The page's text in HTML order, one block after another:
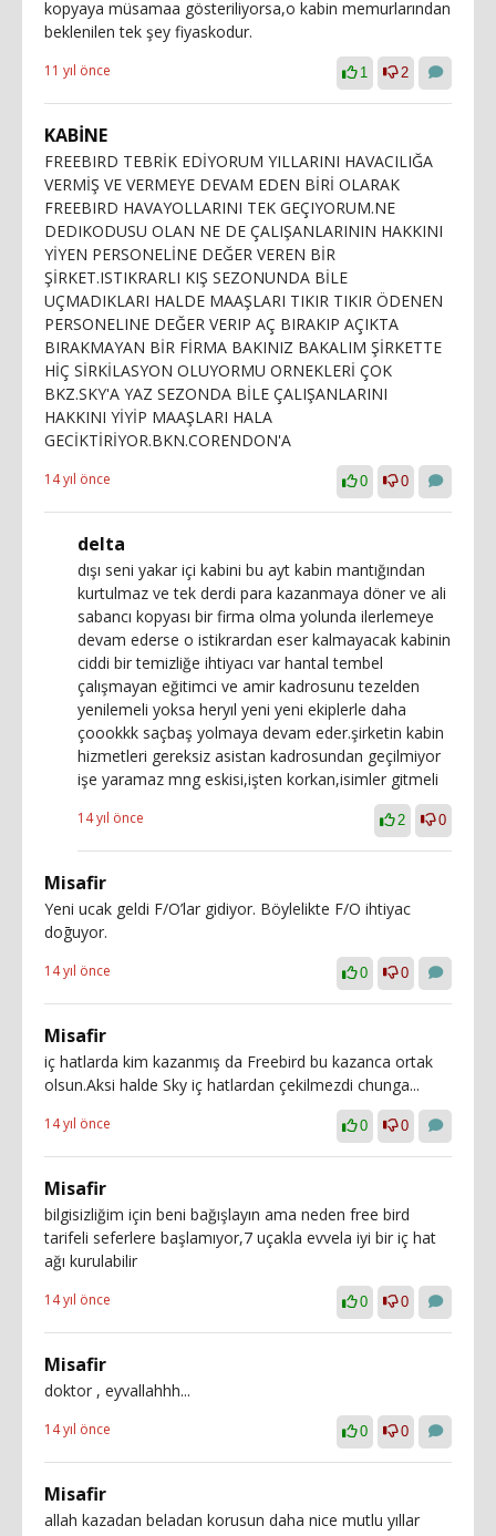
kopyaya müsamaa gösteriliyorsa,o kabin memurlarından
beklenilen tek şey fiyaskodur.
11 yıl önce 1 2
KABİNE
FREEBIRD TEBRİK EDİYORUM YILLARINI HAVACILIĞA
VERMİŞ VE VERMEYE DEVAM EDEN BİRİ OLARAK
FREEBIRD HAVAYOLLARINI TEK GEÇIYORUM.NE
DEDIKODUSU OLAN NE DE ÇALIŞANLARININ HAKKINI
YİYEN PERSONELİNE DEĞER VEREN BİR
ŞİRKET.ISTIKRARLI KIŞ SEZONUNDA BİLE
UÇMADIKLARI HALDE MAAŞLARI TIKIR TIKIR ÖDENEN
PERSONELINE DEĞER VERIP AÇ BIRAKIP AÇIKTA
BIRAKMAYAN BİR FİRMA BAKINIZ BAKALIM ŞİRKETTE
HİÇ SİRKİLASYON OLUYORMU ORNEKLERİ ÇOK
BKZ.SKY'A YAZ SEZONDA BİLE ÇALIŞANLARINI
HAKKINI YİYİP MAAŞLARI HALA
GECİKTİRİYOR.BKN.CORENDON'A
14 yıl önce 0 0
delta
dışı seni yakar içi kabini bu ayt kabin mantığından
kurtulmaz ve tek derdi para kazanmaya döner ve ali
sabancı kopyası bir firma olma yolunda ilerlemeye
devam ederse o istikrardan eser kalmayacak kabinin
ciddi bir temizliğe ihtiyacı var hantal tembel
çalışmayan eğitimci ve amir kadrosunu tezelden
yenilemeli yoksa heryıl yeni yeni ekiplerle daha
çoookkk saçbaş yolmaya devam eder.şirketin kabin
hizmetleri gereksiz asistan kadrosundan geçilmiyor
işe yaramaz mng eskisi,işten korkan,isimler gitmeli
14 yıl önce 2 0
Misafir
Yeni ucak geldi F/O’lar gidiyor. Böylelikte F/O ihtiyac
doḡuyor.
14 yıl önce 0 0
Misafir
iç hatlarda kim kazanmış da Freebird bu kazanca ortak
olsun.Aksi halde Sky iç hatlardan çekilmezdi chunga...
14 yıl önce 0 0
Misafir
bilgisizliğim için beni bağışlayın ama neden free bird
tarifeli seferlere başlamıyor,7 uçakla evvela iyi bir iç hat
ağı kurulabilir
14 yıl önce 0 0
Misafir
doktor , eyvallahhh...
14 yıl önce 0 0
Misafir
allah kazadan beladan korusun daha nice mutlu yıllar